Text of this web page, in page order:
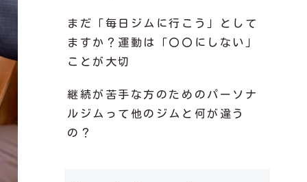
まだ「毎日ジムに行こう」として
ますか？運動は「〇〇にしない」
ことが大切
継続が苦手な方のためのパーソナ
ルジムって他のジムと何が違う
の？